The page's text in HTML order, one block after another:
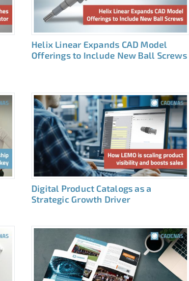
Helix Linear Expands CAD Model
Offerings to Include New Ball Screws
Digital Product Catalogs as a
Strategic Growth Driver